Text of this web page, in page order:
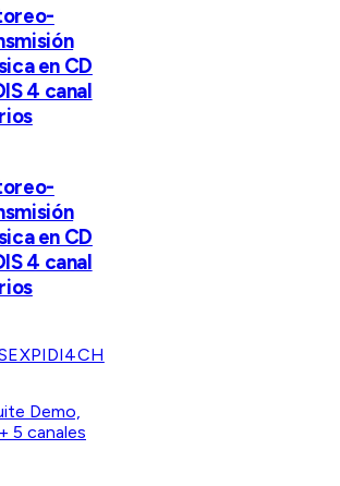
en CD
4 canal
en CD
4 canal